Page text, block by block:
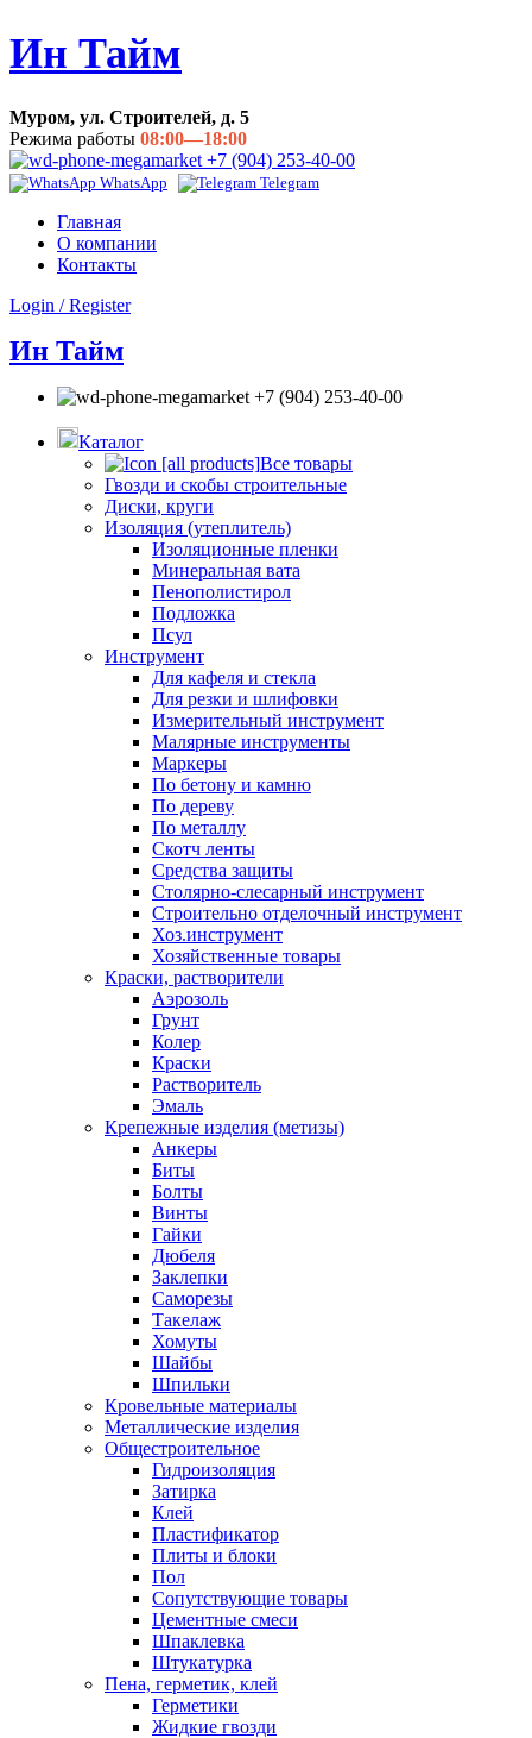
Ин Тайм
Муром, ул. Строителей, д. 5
Режима работы 08:00—18:00
+7 (904) 253-40-00
WhatsApp Telegram
Главная
О компании
Контакты
Login / Register
Ин Тайм
+7 (904) 253-40-00
Каталог
Все товары
Гвозди и скобы строительные
Диски, круги
Изоляция (утеплитель)
Изоляционные пленки
Минеральная вата
Пенополистирол
Подложка
Псул
Инструмент
Для кафеля и стекла
Для резки и шлифовки
Измерительный инструмент
Малярные инструменты
Маркеры
По бетону и камню
По дереву
По металлу
Скотч ленты
Средства защиты
Столярно-слесарный инструмент
Строительно отделочный инструмент
Хоз.инструмент
Хозяйственные товары
Краски, растворители
Аэрозоль
Грунт
Колер
Краски
Растворитель
Эмаль
Крепежные изделия (метизы)
Анкеры
Биты
Болты
Винты
Гайки
Дюбеля
Заклепки
Саморезы
Такелаж
Хомуты
Шайбы
Шпильки
Кровельные материалы
Металлические изделия
Общестроительное
Гидроизоляция
Затирка
Клей
Пластификатор
Плиты и блоки
Пол
Сопутствующие товары
Цементные смеси
Шпаклевка
Штукатурка
Пена, герметик, клей
Герметики
Жидкие гвозди